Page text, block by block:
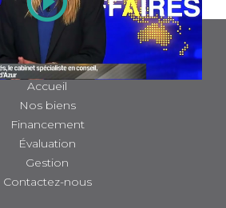
Play
Video
NAVIGATION
Accueil
Nos biens
Financement
Évaluation
Gestion
Contactez-nous